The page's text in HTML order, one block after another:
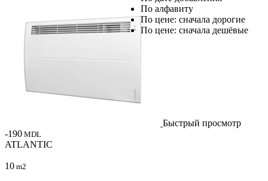
Быстрый просмотр
-190 MDL
ATLANTIC
10 m2
По алфавиту
По цене: сначала дорогие
По цене: сначала дешёвые